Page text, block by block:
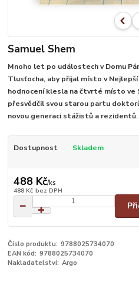
Samuel Shem
Mnoho let po událostech v Domu
Tlusťocha, aby přijal místo v
hodnocení klesla na čtvrté místo ve
přesvědčil svou starou partu
novou generaci stážistů a rezidentů.
Dostupnost Skladem
488 Kč/ks
488 Kč bez DPH
Číslo produktu: 9788025734070
EAN kód: 9788025734070
Nakladatelství: Argo